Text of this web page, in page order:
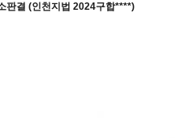
판결 (인천지법 2024구합****)